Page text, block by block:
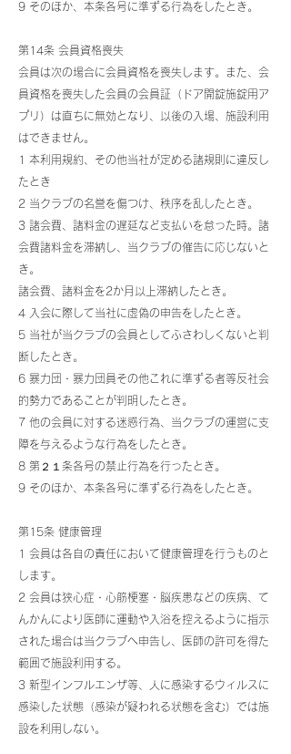
9 そのほか、本条各号に準ずる行為をしたとき。
第14条 会員資格喪失
会員は次の場合に会員資格を喪失します。また、会
員資格を喪失した会員の会員証（ドア開錠施錠用ア
プリ）は直ちに無効となり、以後の入場、施設利用
はできません。
1 本利用規約、その他当社が定める諸規則に違反し
たとき
2 当クラブの名誉を傷つけ、秩序を乱したとき。
3 諸会費、諸料金の遅延など支払いを怠った時。諸
会費諸料金を滞納し、当クラブの催告に応じないと
き。
諸会費、諸料金を2か月以上滞納したとき。
4 入会に際して当社に虚偽の申告をしたとき。
5 当社が当クラブの会員としてふさわしくないと判
断したとき。
6 暴力団・暴力団員その他これに準ずる者等反社会
的勢力であることが判明したとき。
7 他の会員に対する迷惑行為、当クラブの運営に支
障を与えるような行為をしたとき。
8 第２１条各号の禁止行為を行ったとき。
9 そのほか、本条各号に準ずる行為をしたとき。
第15条 健康管理
1 会員は各自の責任において健康管理を行うものと
します。
2 会員は狭心症・心筋梗塞・脳疾患などの疾病、て
んかんにより医師に運動や入浴を控えるように指示
された場合は当クラブへ申告し、医師の許可を得た
範囲で施設利用する。
3 新型インフルエンザ等、人に感染するウィルスに
感染した状態（感染が疑われる状態を含む）では施
設を利用しない。